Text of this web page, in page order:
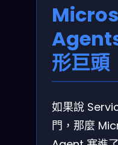
形巨頭
如果說
門，那麼